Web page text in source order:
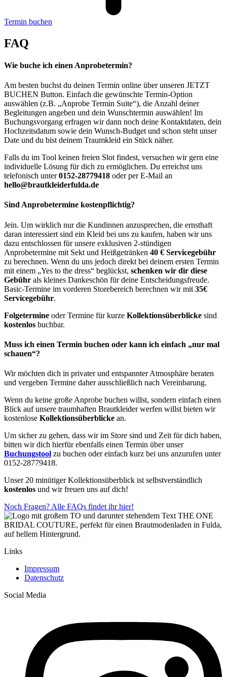
Termin buchen
FAQ
Wie buche ich einen Anprobetermin?
Am besten buchst du deinen Termin online über unseren JETZT
BUCHEN Button. Einfach die gewünschte Termin-Option
auswählen (z.B. „Anprobe Termin Suite“), die Anzahl deiner
Begleitungen angeben und dein Wunschtermin auswählen! Im
Buchungsvorgang erfragen wir dann noch deine Kontaktdaten, dein
Hochzeitsdatum sowie dein Wunsch-Budget und schon steht unser
Date und du bist deinem Traumkleid ein Stück näher.
Falls du im Tool keinen freien Slot findest, versuchen wir gern eine
individuelle Lösung für dich zu ermöglichen. Du erreichst uns
telefonisch unter0152-28779418 oder per E-Mail an
hello@brautkleiderfulda.de
Sind Anprobetermine kostenpflichtig?
Jein. Um wirklich nur die Kundinnen anzusprechen, die ernsthaft
daran interessiert sind ein Kleid bei uns zu kaufen, haben wir uns
dazu entschlossen für unsere exklusiven 2-stündigen
Anprobetermine mit Sekt und Heißgetränken 40 € Servicegebühr
zu berechnen. Wenn du uns jedoch direkt bei deinem ersten Termin
mit einem „Yes to the dress“ beglückst, schenken wir dir diese
Gebühr als kleines Dankeschön für deine Entscheidungsfreude.
Basic-Termine im vorderen Storebereich berechnen wir mit 35€
Servicegebühr.
Folgetermine oder Termine für kurze Kollektionsüberblicke sind
kostenlos buchbar.
Muss ich einen Termin buchen oder kann ich einfach „nur mal
schauen“?
Wir möchten dich in privater und entspannter Atmosphäre beraten
und vergeben Termine daher ausschließlich nach Vereinbarung.
Wenn du keine große Anprobe buchen willst, sondern einfach einen
Blick auf unsere traumhaften Brautkleider werfen willst bieten wir
kostenlose Kollektionsüberblicke an.
Um sicher zu gehen, dass wir im Store sind und Zeit für dich haben,
bitten wir dich hierfür ebenfalls einen Termin über unser
Buchungstool zu buchen oder einfach kurz bei uns anzurufen unter
0152-28779418.
Unser 20 minütiger Kollektionsüberblick ist selbstverständlich
kostenlos und wir freuen uns auf dich!
Noch Fragen? Alle FAQs findet ihr hier!
Links
Impressum
Datenschutz
Social Media